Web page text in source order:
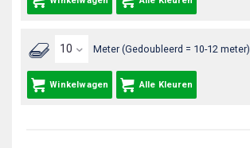
Meter (Gedoubleerd = 10-12 meter)
Winkelwagen Alle Kleuren